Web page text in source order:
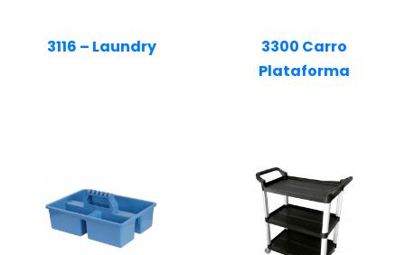
3116 – Laundry
3300 Carro
Plataforma